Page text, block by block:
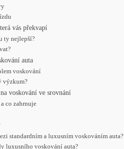
vás překvapí
ty nejlepší?
auta
voskování
výzkum?
voskování ve srovnání
co zahrnuje
standardním a luxusním voskováním auta?
luxusního voskování auta?